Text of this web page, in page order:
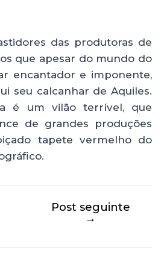
das produtoras de
que apesar do mundo do
encantador e imponente,
seu calcanhar de Aquiles.
é um vilão terrível, que
de grandes produções
tapete vermelho do
Post seguinte
→